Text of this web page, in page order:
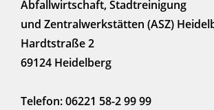
Abfallwirtschaft, Stadtreinigung
und Zentralwerkstätten (ASZ)
Hardtstraße 2
69124 Heidelberg
Telefon: 06221 58-2 99 99